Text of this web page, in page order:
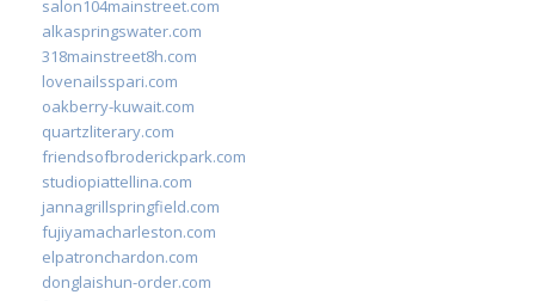
salon104mainstreet.com
alkaspringswater.com
318mainstreet8h.com
lovenailsspari.com
oakberry-kuwait.com
quartzliterary.com
friendsofbroderickpark.com
studiopiattellina.com
jannagrillspringfield.com
fujiyamacharleston.com
elpatronchardon.com
donglaishun-order.com